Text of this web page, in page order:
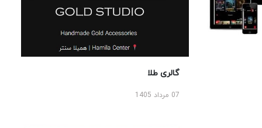
گالری طلا
07 مرداد 1405